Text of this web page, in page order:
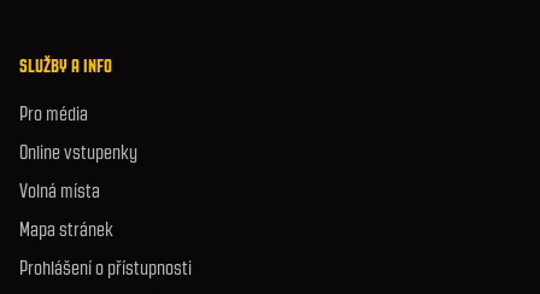
SLUŽBY A INFO
Pro média
Online vstupenky
Volná místa
Mapa stránek
Prohlášení o přístupnosti